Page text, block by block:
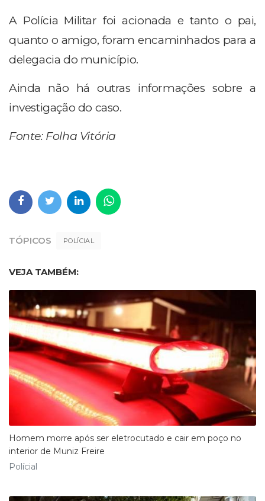
A Polícia Militar foi acionada e tanto o pai,
quanto o amigo, foram encaminhados para a
delegacia do município.
Ainda não há outras informações sobre a
investigação do caso.
Fonte: Folha Vitória
TÓPICOS POLÍCIAL
VEJA TAMBÉM:
Homem morre após ser eletrocutado e cair em poço no
interior de Muniz Freire
Polícial